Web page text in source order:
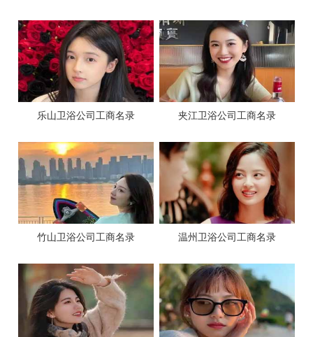
乐山卫浴公司工商名录 夹江卫浴公司工商名录
竹山卫浴公司工商名录 温州卫浴公司工商名录